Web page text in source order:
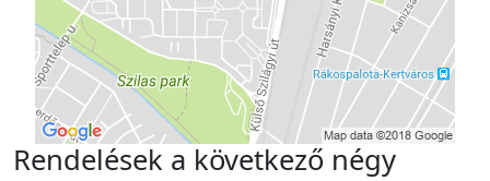
Rendelések a következő négy